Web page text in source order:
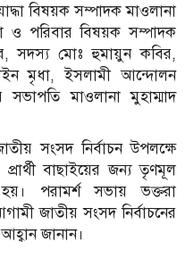
বিষয়ক সম্পাদক মাওলানা
ও পরিবার বিষয়ক সম্পাদক
সদস্য মোঃ হুমায়ুন কবির,
মৃধা, ইসলামী আন্দোলন
মাওলানা মুহাম্মাদ
সংসদ নির্বাচন উপলক্ষে
বাছাইয়ের জন্য তৃণমূল
পরামর্শ সভায় ভক্তরা
জাতীয় সংসদ নির্বাচনের
জানান।